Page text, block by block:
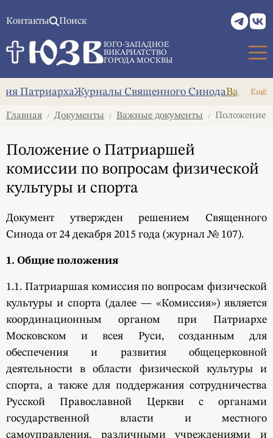
Контакты Поиск
ЮГО-ЗАПАДНОЕ
ВИКАРИАТСТВО
ГОРОДА МОСКВЫ
Ещё
ПатриархаЖурналы Священного СинодаВажные
Главная / Документы / Важные документы / Положение
Положение о Патриаршей
комиссии по вопросам физической
культуры и спорта
Документ утвержден решением Священного
Синода от 24 декабря 2015 года (журнал № 107).
1. Общие положения
1.1. Патриаршая комиссия по вопросам физической
культуры и спорта (далее — «Комиссия») является
координационным органом при Патриархе
Московском и всея Руси, созданным для
обеспечения и развития общецерковной
деятельности в области физической культуры и
спорта, а также для поддержания сотрудничества
Русской Православной Церкви с органами
государственной власти и местного
самоуправления, различными учреждениями и